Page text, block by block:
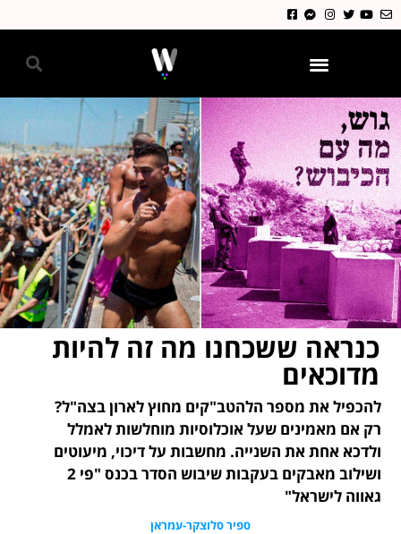
כנראה ששכחנו מה זה להיות
מדוכאים
להכפיל את מספר הלהטב"קים מחוץ לארון בצה"ל?
רק אם מאמינים שעל אוכלוסיות מוחלשות לאמלל
ולדכא אחת את השנייה. מחשבות על דיכוי, מיעוטים
ושילוב מאבקים בעקבות שיבוש הסדר בכנס "פי 2
גאווה לישראל"
ספיר סלוצקר-עמראן